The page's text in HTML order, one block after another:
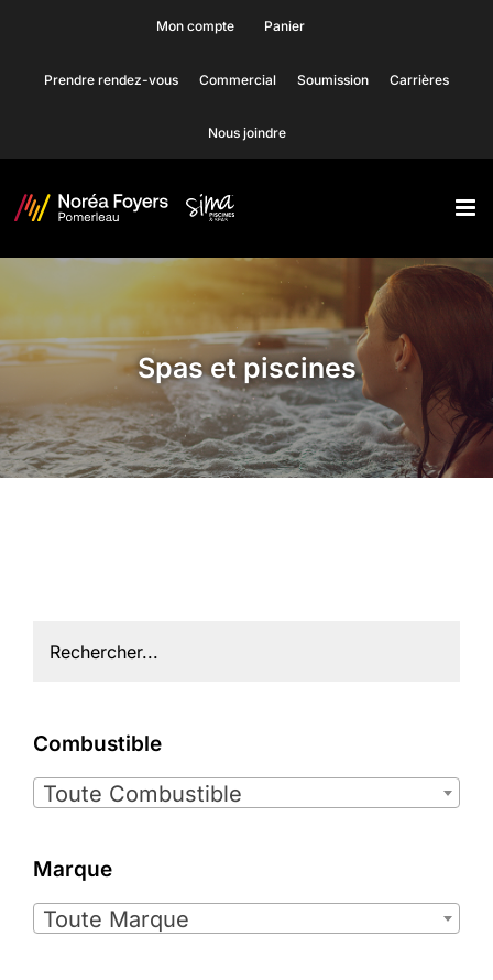
content
Mon compte Panier
Prendre rendez-vous Commercial Soumission Carrières
Nous joindre
Spas et piscines
Combustible
Toute Combustible
Marque
Toute Marque